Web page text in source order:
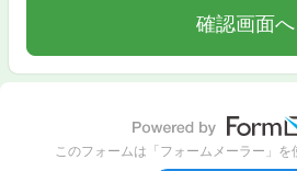
このフォームは「フォームメーラー」